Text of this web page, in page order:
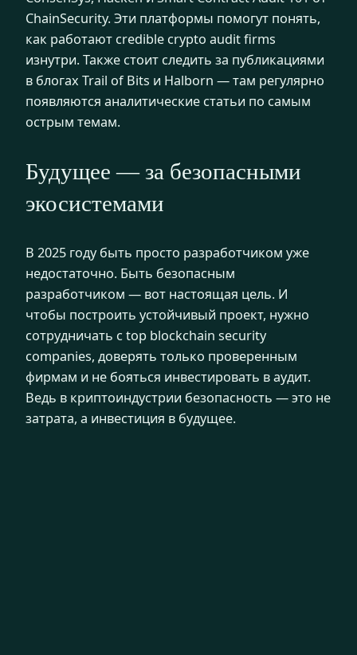
ChainSecurity. Эти платформы помогут понять,
как работают credible crypto audit firms
изнутри. Также стоит следить за публикациями
в блогах Trail of Bits и Halborn — там регулярно
появляются аналитические статьи по самым
острым темам.
Будущее — за безопасными
экосистемами
В 2025 году быть просто разработчиком уже
недостаточно. Быть безопасным
разработчиком — вот настоящая цель. И
чтобы построить устойчивый проект, нужно
сотрудничать с top blockchain security
companies, доверять только проверенным
фирмам и не бояться инвестировать в аудит.
Ведь в криптоиндустрии безопасность — это не
затрата, а инвестиция в будущее.